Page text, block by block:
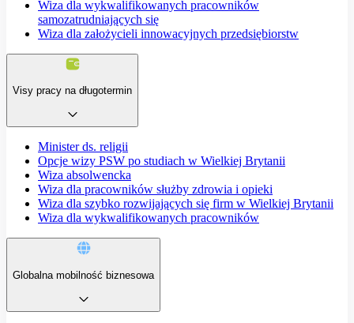
Wiza dla wykwalifikowanych pracowników
samozatrudniających się
Wiza dla założycieli innowacyjnych przedsiębiorstw
Visy pracy na długotermin
Minister ds. religii
Opcje wizy PSW po studiach w Wielkiej Brytanii
Wiza absolwencka
Wiza dla pracowników służby zdrowia i opieki
Wiza dla szybko rozwijających się firm w Wielkiej Brytanii
Wiza dla wykwalifikowanych pracowników
Globalna mobilność biznesowa